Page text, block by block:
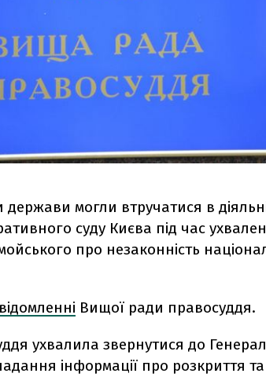
могли втручатися в
суду Києва під час
про незаконність
Вищої ради правосуддя.
ухвалила звернутися до
інформації про розкриття та